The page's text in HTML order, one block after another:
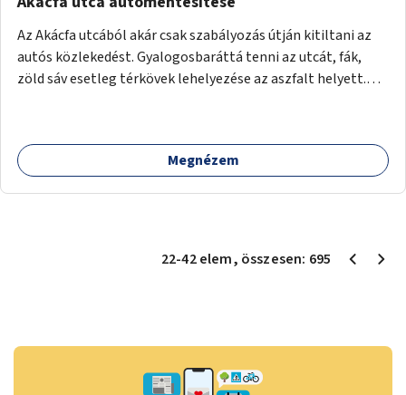
Az Akácfa utcából akár csak szabályozás útján kitiltani az
autós közlekedést. Gyalogosbaráttá tenni az utcát, fák,
zöld sáv esetleg térkövek lehelyezése az aszfalt helyett.
Megnézem
22-42elem, összesen: 695